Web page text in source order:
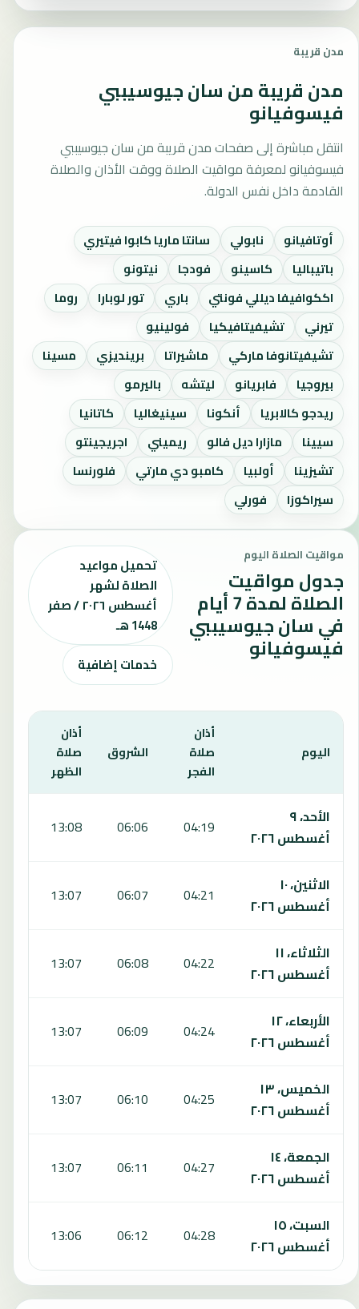
مدن قريبة
مدن قريبة من سان جيوسيببي
فيسوفيانو
انتقل مباشرة إلى صفحات مدن قريبة من سان جيوسيببي
فيسوفيانو لمعرفة مواقيت الصلاة ووقت الأذان والصلاة
القادمة داخل نفس الدولة.
أوتافيانو نابولي
سانتا ماريا كابوا فيتيري
باتيباليا
كاسينو فودجا
نيتونو
اككوافيفا ديللي فونتي
باري تور لوبارا
روما
تيرني
تشيفيتافيكيا
فولينيو
تشيفيتانوفا ماركي
ماشيراتا برينديزي
مسينا
بيروجيا
فابريانو ليتشه
باليرمو
ريدجو كالابريا
أنكونا سينيغاليا
كاتانيا
سيينا
مازارا ديل فالو ريميني
اجريجينتو
تشيزينا
أولبيا كامبو دي مارتي
فلورنسا
سيراكوزا
فورلي
مواقيت الصلاة اليوم
جدول مواقيت
الصلاة لمدة 7 أيام
في سان جيوسيببي
فيسوفيانو
تحميل مواعيد
الصلاة لشهر
أغسطس ٢٠٢٦ / صفر
1448 هـ
خدمات إضافية
اليوم
أذان
صلاة
الفجر
الشروق
أذان
صلاة
الظهر
الأحد، ٩
أغسطس ٢٠٢٦
04:19
06:06
13:08
الاثنين، ١٠
أغسطس ٢٠٢٦
04:21
06:07
13:07
الثلاثاء، ١١
أغسطس ٢٠٢٦
04:22
06:08
13:07
الأربعاء، ١٢
أغسطس ٢٠٢٦
04:24
06:09
13:07
الخميس، ١٣
أغسطس ٢٠٢٦
04:25
06:10
13:07
الجمعة، ١٤
أغسطس ٢٠٢٦
04:27
06:11
13:07
السبت، ١٥
أغسطس ٢٠٢٦
04:28
06:12
13:06